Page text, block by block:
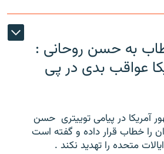
به حسن روحانی :
عواقب بدی در پی
آمریکا در پیامی توییتری ‌ حسن
را خطاب قرار داده و گفته است
متحده را تهدید نکند .